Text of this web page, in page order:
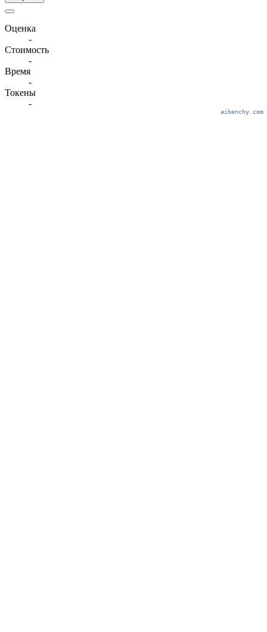
Оценка
-
Стоимость
-
Время
-
Токены
-